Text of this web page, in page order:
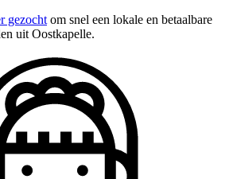
gezocht om snel een lokale en betaalbare
uit Oostkapelle.